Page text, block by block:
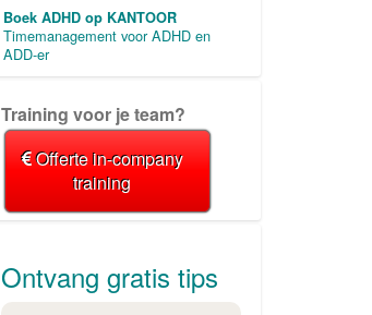
Boek ADHD op KANTOOR
Timemanagement voor ADHD en
ADD-er
Training voor je team?
Offerte in-company
training
Ontvang gratis tips